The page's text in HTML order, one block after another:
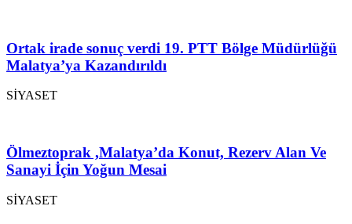
Ortak irade sonuç verdi 19. PTT Bölge Müdürlüğü
Malatya’ya Kazandırıldı
SİYASET
Ölmeztoprak ,Malatya’da Konut, Rezerv Alan Ve
Sanayi İçin Yoğun Mesai
SİYASET